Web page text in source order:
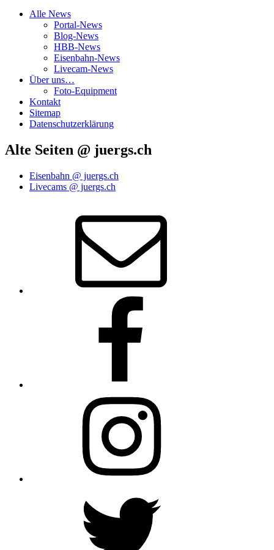
Alle News
Portal-News
Blog-News
HBB-News
Eisenbahn-News
Livecam-News
Über uns…
Foto-Equipment
Kontakt
Sitemap
Datenschutzerklärung
Alte Seiten @ juergs.ch
Eisenbahn @ juergs.ch
Livecams @ juergs.ch